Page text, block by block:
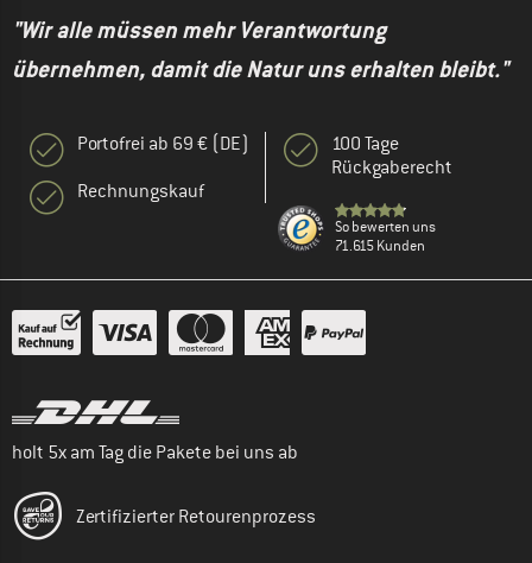
"Wir alle müssen mehr Verantwortung
übernehmen, damit die Natur uns erhalten bleibt."
Portofrei ab 69 € (DE)
Rechnungskauf
100 Tage
Rückgaberecht
So bewerten uns
71.615 Kunden
holt 5x am Tag die Pakete bei uns ab
Zertifizierter Retourenprozess